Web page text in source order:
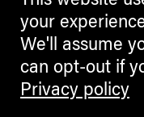
your
We'll assume
can opt-out if
Privacy policy